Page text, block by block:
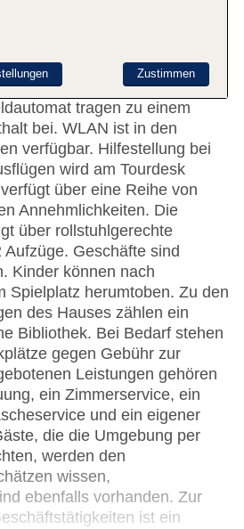
(Englisch, Deutsch,
im Empfangsbereich
und Auschecken.
eine Gepäckaufbewahrung,
tragen zu einem
bei. WLAN ist in den
verfügbar. Hilfestellung bei
wird am Tourdesk
über eine Reihe von
Annehmlichkeiten. Die
über rollstuhlgerechte
Geschäfte sind
Kinder können nach
Spielplatz herumtoben. Zu den
des Hauses zählen ein
Bibliothek. Bei Bedarf stehen
gegen Gebühr zur
Leistungen gehören
ein Zimmerservice, ein
und ein eigener
die die Umgebung per
werden den
wissen,
ebenfalls vorhanden. Zur
ist ein
Zustimmen